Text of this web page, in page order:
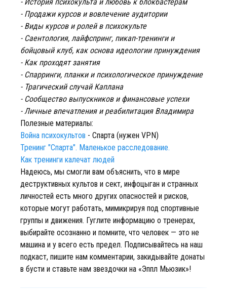
- Продажи курсов и вовлечение аудитории
- Виды курсов и ролей в психокульте
- Саентология, лайфспринг, пикап-тренинги и
бойцовый клуб, как основа идеологии принуждения
- Как проходят занятия
- Спарринги, планки и психологическое принуждение
- Трагический случай Каплана
- Сообщество выпускников и финансовые успехи
- Личные впечатления и реабилитация Владимира
Полезные материалы:
Война психокультов - Спарта (нужен VPN)
Тренинг "Спарта". Маленькое расследование.⁠⁠
Как тренинги калечат людей
Надеюсь, мы смогли вам объяснить, что в мире
деструктивных культов и сект, инфоцыган и странных
личностей есть много других опасностей и рисков,
которые могут работать, мимикрируя под спортивные
группы и движения. Гуглите информацию о тренерах,
выбирайте осознанно и помните, что человек — это не
машина и у всего есть предел. Подписывайтесь на наш
подкаст, пишите нам комментарии, закидывайте донаты
в бусти и ставьте нам звездочки на «Эппл Мьюзик»!